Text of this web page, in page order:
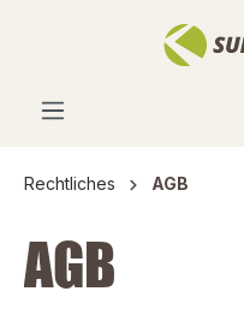
Rechtliches AGB
AGB